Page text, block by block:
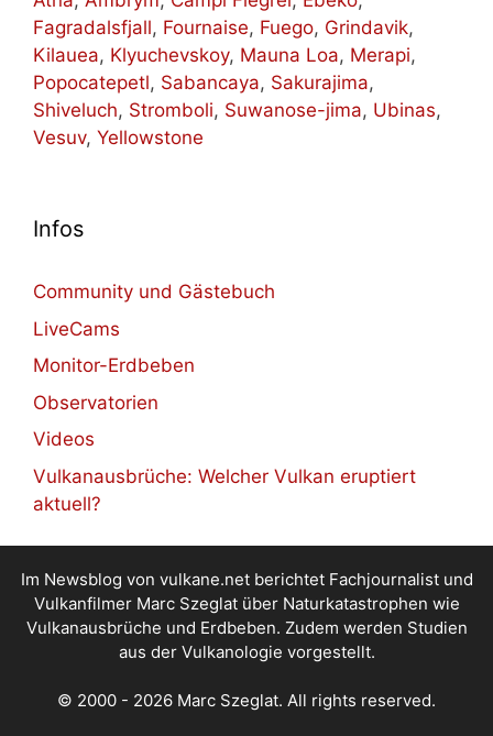
Fagradalsfjall, Fournaise, Fuego, Grindavik,
Kilauea, Klyuchevskoy, Mauna Loa, Merapi,
Popocatepetl, Sabancaya, Sakurajima,
Shiveluch, Stromboli, Suwanose-jima, Ubinas,
Vesuv, Yellowstone
Infos
Community und Gästebuch
LiveCams
Monitor-Erdbeben
Observatorien
Videos
Vulkanausbrüche: Welcher Vulkan eruptiert
aktuell?
Im Newsblog von vulkane.net berichtet Fachjournalist und
Vulkanfilmer Marc Szeglat über Naturkatastrophen wie
Vulkanausbrüche und Erdbeben. Zudem werden Studien
aus der Vulkanologie vorgestellt.
© 2000 - 2026 Marc Szeglat. All rights reserved.